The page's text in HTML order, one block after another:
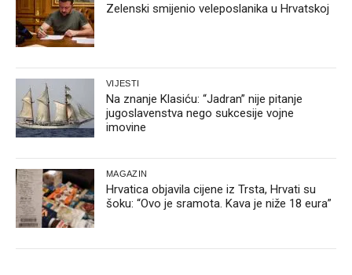
Zelenski smijenio veleposlanika u Hrvatskoj
VIJESTI
Na znanje Klasiću: “Jadran” nije pitanje
jugoslavenstva nego sukcesije vojne
imovine
MAGAZIN
Hrvatica objavila cijene iz Trsta, Hrvati su
šoku: “Ovo je sramota. Kava je niže 18 eura”